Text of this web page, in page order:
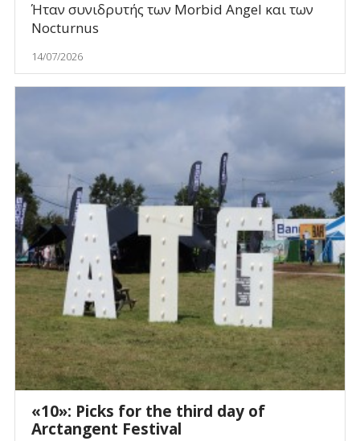
Ήταν συνιδρυτής των Morbid Angel και των
Nocturnus
14/07/2026
«10»: Picks for the third day of
Arctangent Festival